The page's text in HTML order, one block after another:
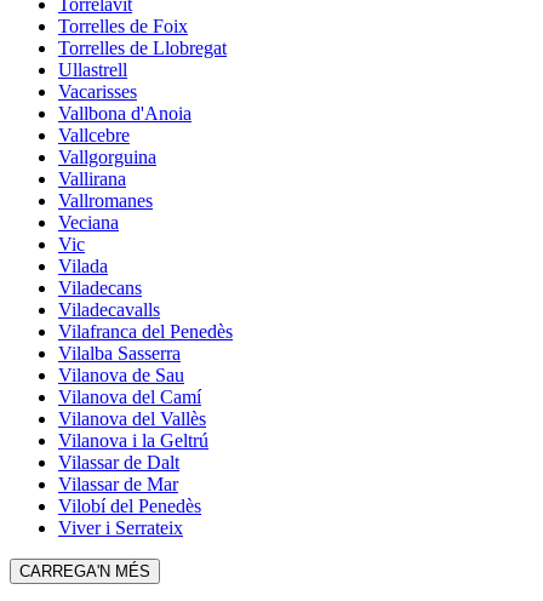
Torrelles de Foix
Torrelles de Llobregat
Ullastrell
Vacarisses
Vallbona d'Anoia
Vallcebre
Vallgorguina
Vallirana
Vallromanes
Veciana
Vic
Vilada
Viladecans
Viladecavalls
Vilafranca del Penedès
Vilalba Sasserra
Vilanova de Sau
Vilanova del Camí
Vilanova del Vallès
Vilanova i la Geltrú
Vilassar de Dalt
Vilassar de Mar
Vilobí del Penedès
Viver i Serrateix
CARREGA'N MÉS